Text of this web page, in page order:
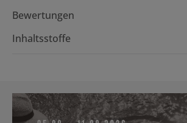
Bewertungen
Inhaltsstoffe